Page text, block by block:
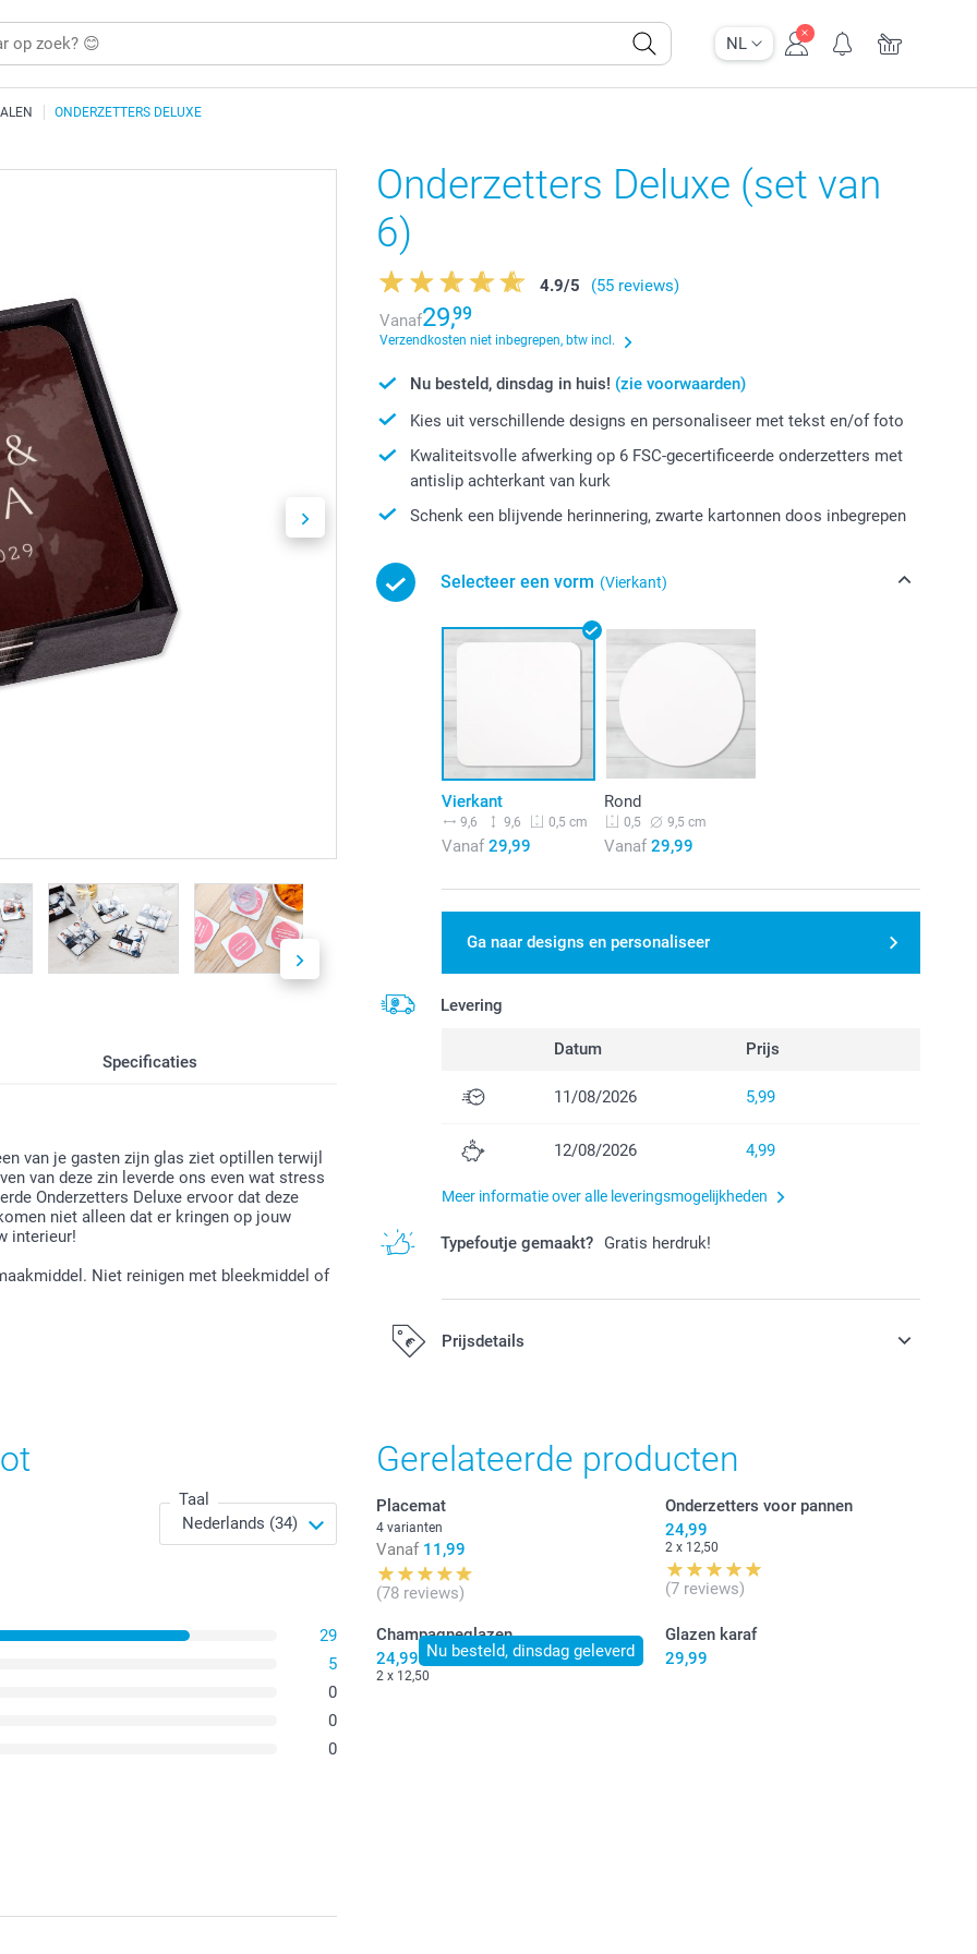
NL
ONDERZETTERS DELUXE
Specificaties
van je gasten zijn glas ziet optillen terwijl
van deze zin leverde ons even wat stress
Onderzetters Deluxe ervoor dat deze
niet alleen dat er kringen op jouw
interieur!
Niet reinigen met bleekmiddel of
Onderzetters Deluxe (set van
6)
4.9/5
(55 reviews)
Vanaf29,99
Verzendkosten niet inbegrepen, btw incl.
Nu besteld, dinsdag in huis! (zie voorwaarden)
Kies uit verschillende designs en personaliseer met tekst en/of foto
Kwaliteitsvolle afwerking op 6 FSC-gecertificeerde onderzetters met
antislip achterkant van kurk
Schenk een blijvende herinnering, zwarte kartonnen doos inbegrepen
Selecteer een vorm (Vierkant)
Vierkant
9,6 9,6 0,5 cm
Vanaf 29,99
Rond
0,5 9,5 cm
Vanaf 29,99
Ga naar designs en personaliseer
Levering
Datum Prijs
11/08/2026 5,99
12/08/2026 4,99
Meer informatie over alle leveringsmogelijkheden
Typefoutje gemaakt? Gratis herdruk!
Prijsdetails
Taal
29
5
0
0
0
Gerelateerde producten
Placemat
4 varianten
Vanaf 11,99
(78 reviews)
Onderzetters voor pannen
24,99
2 x 12,50
(7 reviews)
Nu besteld, dinsdag geleverd
Champagneglazen
24,99
2 x 12,50
Glazen karaf
29,99